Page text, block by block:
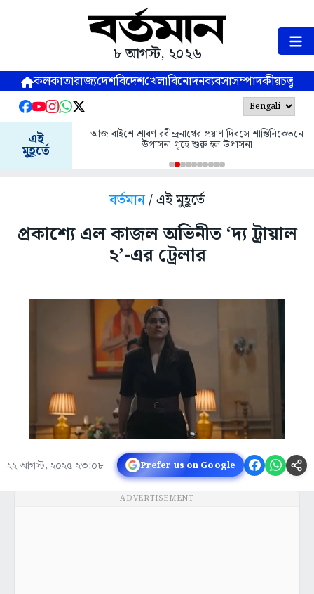
৮ আগস্ট, ২০২৬
কলকাতারাজ্যদেশবিদেশখেলাবিনোদনব্যবসাসম্পাদকীয়
এই
মুহূর্তে
আজ বাইশে শ্রাবণ রবীন্দ্রনাথের প্রয়াণ দিবসে শান্তিনিকেতনে
উপাসনা গৃহে শুরু হল উপাসনা
বর্তমান/ এই মুহূর্তে
প্রকাশ্যে এল কাজল অভিনীত ‘দ্য ট্রায়াল
২’-এর ট্রেলার
২২ আগস্ট, ২০২৫ ২৩:০৮ Prefer us on Google
ADVERTISEMENT